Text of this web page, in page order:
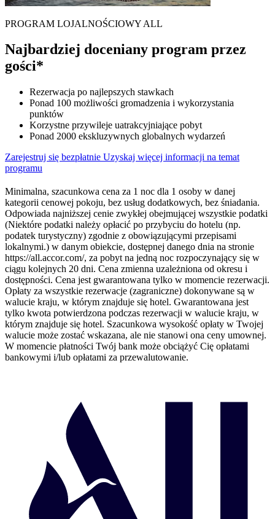
PROGRAM LOJALNOŚCIOWY ALL
Najbardziej doceniany program przez
gości*
Rezerwacja po najlepszych stawkach
Ponad 100 możliwości gromadzenia i wykorzystania
punktów
Korzystne przywileje uatrakcyjniające pobyt
Ponad 2000 ekskluzywnych globalnych wydarzeń
Zarejestruj się bezpłatnie Uzyskaj więcej informacji na temat
programu
Minimalna, szacunkowa cena za 1 noc dla 1 osoby w danej
kategorii cenowej pokoju, bez usług dodatkowych, bez śniadania.
Odpowiada najniższej cenie zwykłej obejmującej wszystkie podatki
(Niektóre podatki należy opłacić po przybyciu do hotelu (np.
podatek turystyczny) zgodnie z obowiązującymi przepisami
lokalnymi.) w danym obiekcie, dostępnej danego dnia na stronie
https://all.accor.com/, za pobyt na jedną noc rozpoczynający się w
ciągu kolejnych 20 dni. Cena zmienna uzależniona od okresu i
dostępności. Cena jest gwarantowana tylko w momencie rezerwacji.
Opłaty za wszystkie rezerwacje (zagraniczne) dokonywane są w
walucie kraju, w którym znajduje się hotel. Gwarantowana jest
tylko kwota potwierdzona podczas rezerwacji w walucie kraju, w
którym znajduje się hotel. Szacunkowa wysokość opłaty w Twojej
walucie może zostać wskazana, ale nie stanowi ona ceny umownej.
W momencie płatności Twój bank może obciążyć Cię opłatami
bankowymi i/lub opłatami za przewalutowanie.